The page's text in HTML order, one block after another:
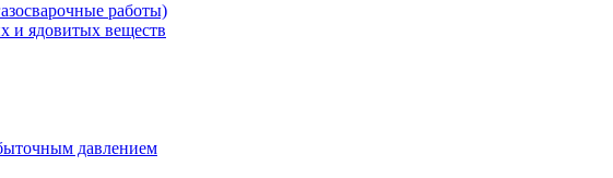
работы)
и ядовитых веществ
давлением